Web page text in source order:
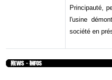
Principauté,
l'usine
société en